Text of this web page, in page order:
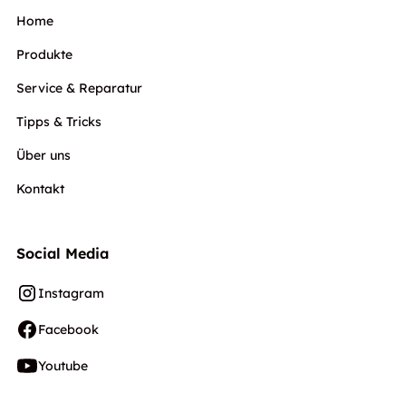
Home
Produkte
Service & Reparatur
Tipps & Tricks
Über uns
Kontakt
Social Media
Instagram
Facebook
Youtube